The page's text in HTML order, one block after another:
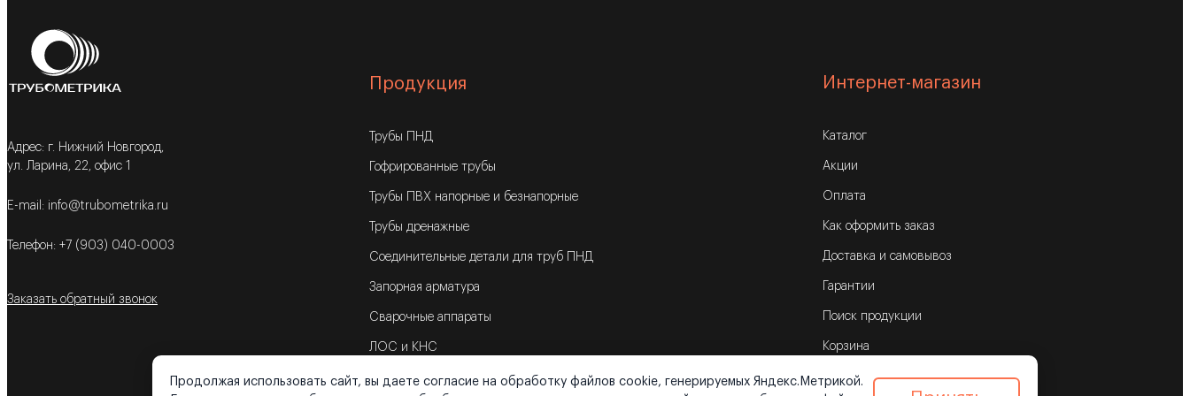
Адрес: г. Нижний Новгород,
ул. Ларина, 22, офис 1
E-mail: info@trubometrika.ru
Телефон: +7 (903) 040-0003
Заказать обратный звонок
Продукция
Трубы ПНД
Гофрированные трубы
Трубы ПВХ напорные и безнапорные
Трубы дренажные
Соединительные детали для труб ПНД
Запорная арматура
Сварочные аппараты
ЛОС и КНС
Интернет-магазин
Каталог
Акции
Оплата
Как оформить заказ
Доставка и самовывоз
Гарантии
Поиск продукции
Корзина
Продолжая использовать сайт, вы даете согласие на обработку файлов cookie, генерируемых Яндекс.Метрикой.